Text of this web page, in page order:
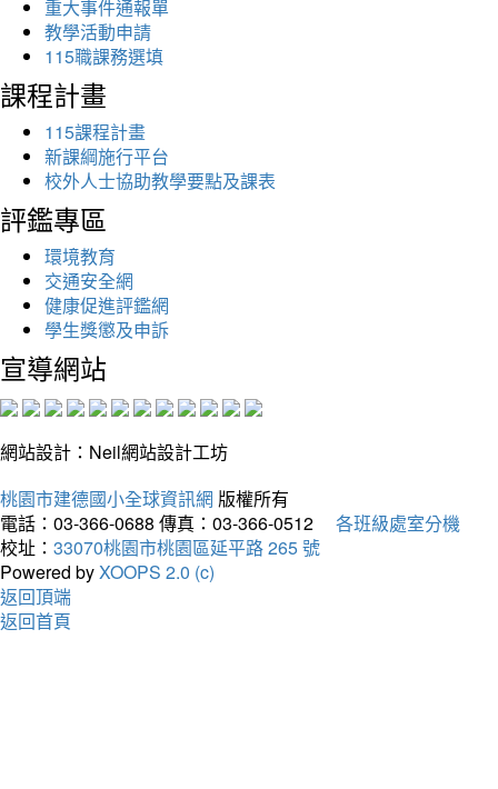
重大事件通報單
教學活動申請
115職課務選填
課程計畫
115課程計畫
新課綱施行平台
校外人士協助教學要點及課表
評鑑專區
環境教育
交通安全網
健康促進評鑑網
學生獎懲及申訴
宣導網站
網站設計：Neil網站設計工坊
桃園市建德國小全球資訊網 版權所有
電話：03-366-0688 傳真：03-366-0512
各班級處室分機
校址： 33070桃園市桃園區延平路 265 號
Powered byXOOPS 2.0 (c)
返回頂端
返回首頁